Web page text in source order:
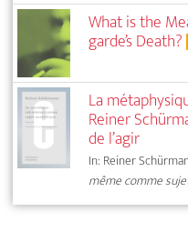
What is the
garde’s Death?
La
Reiner
de l’agir
In: Reiner
même comme